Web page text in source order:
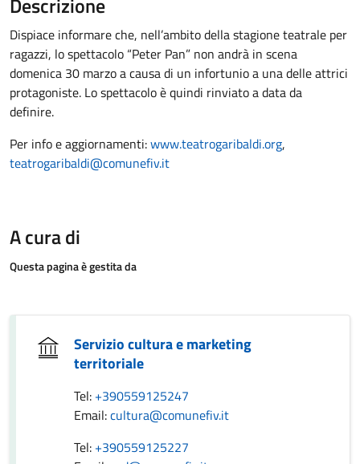
Dispiace informare che, nell’ambito della stagione teatrale per
ragazzi, lo spettacolo “Peter Pan” non andrà in scena
domenica 30 marzo a causa di un infortunio a una delle attrici
protagoniste. Lo spettacolo è quindi rinviato a data da
definire.
Per info e aggiornamenti:www.teatrogaribaldi.org,
teatrogaribaldi@comunefiv.it
A cura di
Questa pagina è gestita da
Servizio cultura e marketing
territoriale
Tel: +390559125247
Email:cultura@comunefiv.it
Tel: +390559125227